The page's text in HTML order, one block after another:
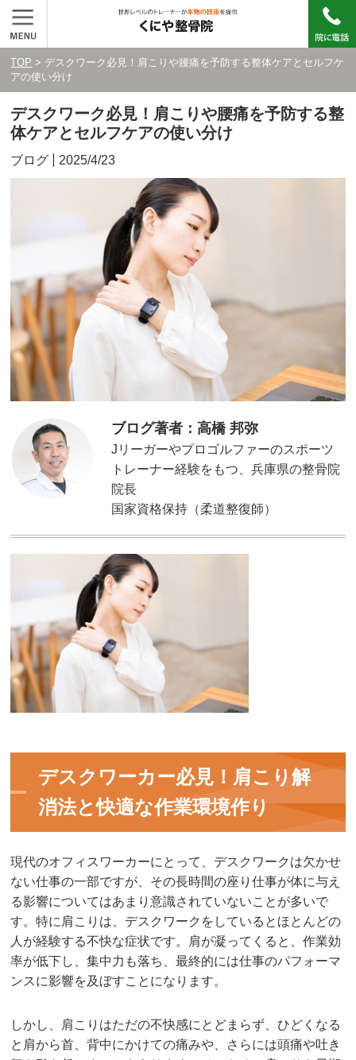
TOP > デスクワーク必見！肩こりや腰痛を予防する整体ケアとセルフケ
アの使い分け
デスクワーク必見！肩こりや腰痛を予防する整
体ケアとセルフケアの使い分け
ブログ 2025/4/23
ブログ著者：高橋 邦弥
Jリーガーやプロゴルファーのスポーツ
トレーナー経験をもつ、兵庫県の整骨院
院長
国家資格保持（柔道整復師）
デスクワーカー必見！肩こり解
消法と快適な作業環境作り
現代のオフィスワーカーにとって、デスクワークは欠かせ
ない仕事の一部ですが、その長時間の座り仕事が体に与え
る影響についてはあまり意識されていないことが多いで
す。特に肩こりは、デスクワークをしているとほとんどの
人が経験する不快な症状です。肩が凝ってくると、作業効
率が低下し、集中力も落ち、最終的には仕事のパフォーマ
ンスに影響を及ぼすことになります。
しかし、肩こりはただの不快感にとどまらず、ひどくなる
と肩から首、背中にかけての痛みや、さらには頭痛や吐き